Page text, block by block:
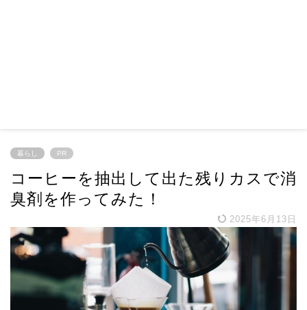
暮らし PR
コーヒーを抽出して出た残りカスで消
臭剤を作ってみた！
2025年6月13日